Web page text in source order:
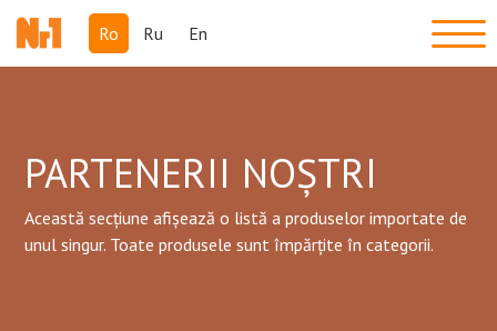
Ro Ru En
PARTENERII NOȘTRI
Această secțiune afișează o listă a produselor importate de
unul singur. Toate produsele sunt împărțite în categorii.